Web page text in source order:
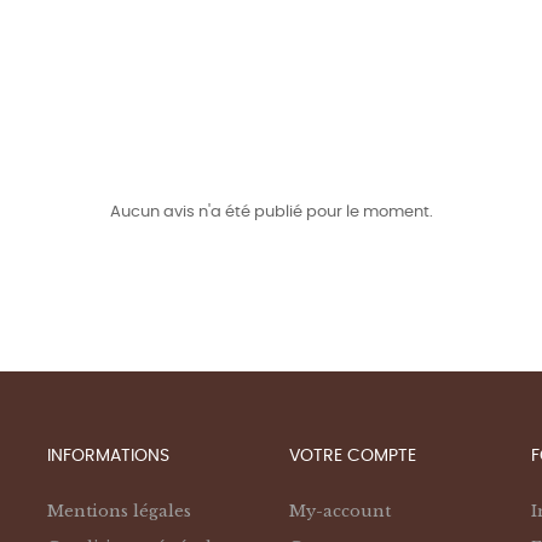
Aucun avis n'a été publié pour le moment.
INFORMATIONS
Mentions légales
VOTRE COMPTE
My-account